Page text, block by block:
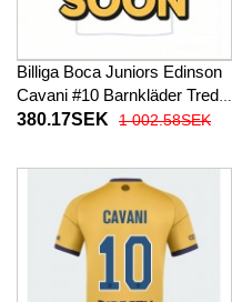
Billiga Boca Juniors Edinson
Cavani #10 Barnkläder Tredje
fotbollskläder till baby 2025-
380.17SEK 1 002.58SEK